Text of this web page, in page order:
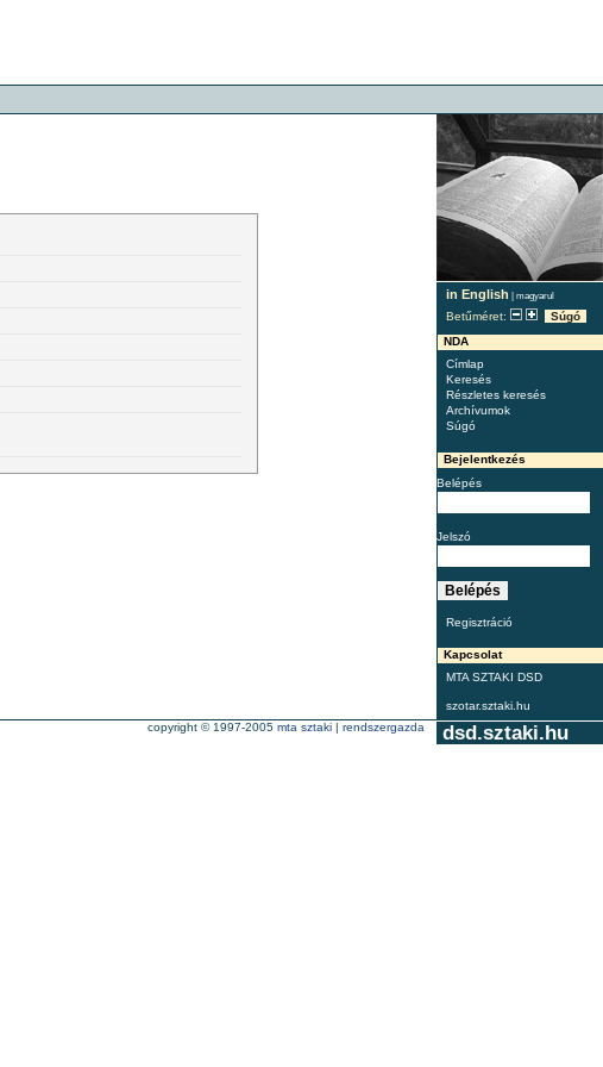
in English | magyarul
Betűméret:
Súgó
NDA
Címlap
Keresés
Részletes keresés
Archívumok
Súgó
Bejelentkezés
Belépés
Jelszó
Regisztráció
Kapcsolat
MTA SZTAKI DSD
szotar.sztaki.hu
dsd.sztaki.hu
copyright © 1997-2005 mta sztaki | rendszergazda